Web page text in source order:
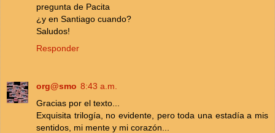
pregunta de Pacita
¿y en Santiago cuando?
Saludos!
Responder
org@smo 8:43 a.m.
Gracias por el texto...
Exquisita trilogía, no evidente, pero toda una estadía a mis
sentidos, mi mente y mi corazón...